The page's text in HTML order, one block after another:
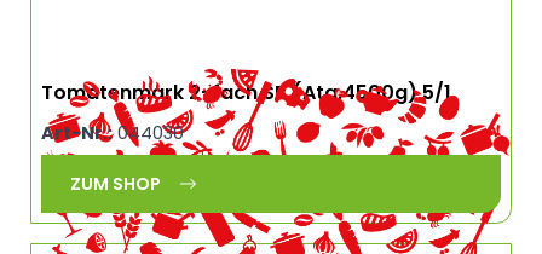
Tomatenmark 2-fach SB (Atg.4500g) 5/1
Art-Nr.:044030
ZUM SHOP